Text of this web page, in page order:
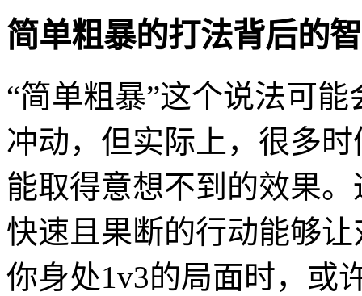
简单粗暴的打法背后的
“简单粗暴”这个说法可
冲动，但实际上，很多
能取得意想不到的效果
快速且果断的行动能够
你身处1v3的局面时，或